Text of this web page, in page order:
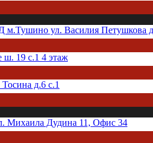
м.Тушино ул. Василия Петушкова
ш. 19 с.1 4 этаж
д.6 с.1
Михаила Дудина 11, Офис 34